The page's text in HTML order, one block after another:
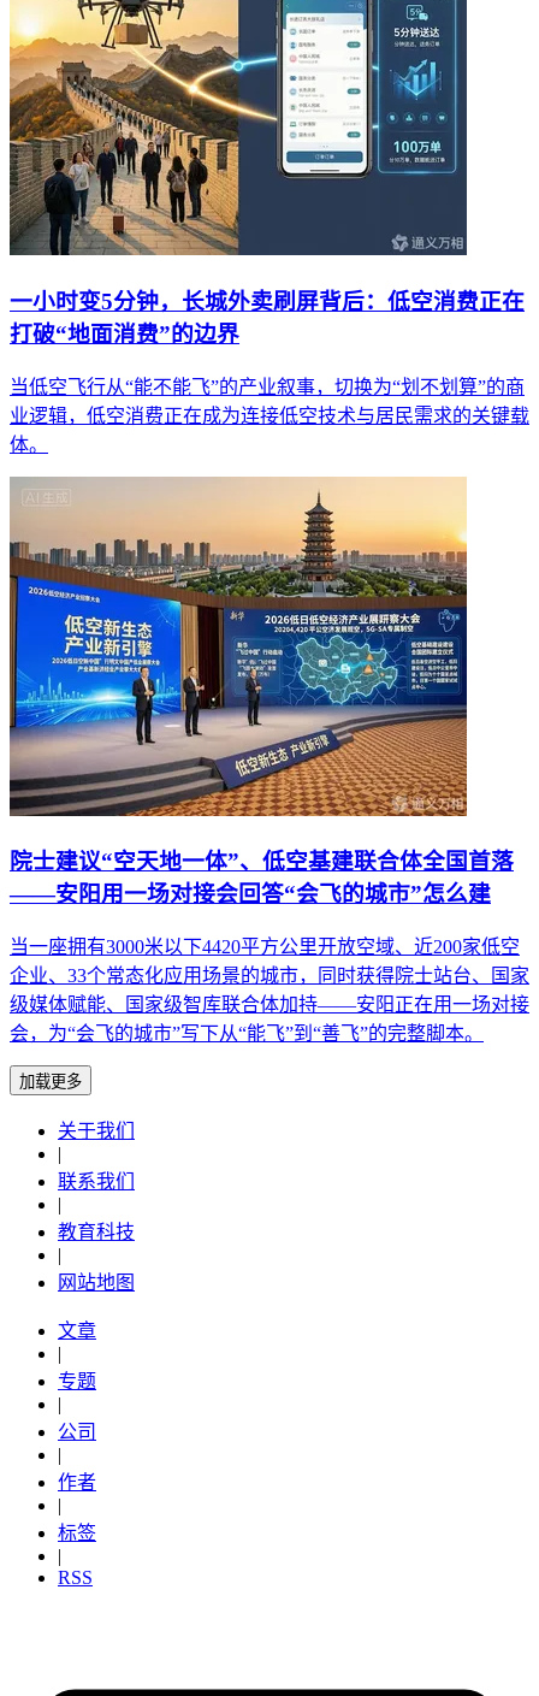
一小时变5分钟，长城外卖刷屏背后：低空消费正在
打破“地面消费”的边界
当低空飞行从“能不能飞”的产业叙事，切换为“划不划算”的商
业逻辑，低空消费正在成为连接低空技术与居民需求的关键载
体。
院士建议“空天地一体”、低空基建联合体全国首落
——安阳用一场对接会回答“会飞的城市”怎么建
当一座拥有3000米以下4420平方公里开放空域、近200家低空
企业、33个常态化应用场景的城市，同时获得院士站台、国家
级媒体赋能、国家级智库联合体加持——安阳正在用一场对接
会，为“会飞的城市”写下从“能飞”到“善飞”的完整脚本。
加载更多
关于我们
|
联系我们
|
教育科技
|
网站地图
文章
|
专题
|
公司
|
作者
|
标签
|
RSS